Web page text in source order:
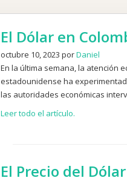
El Dólar en
octubre 10, 2023 porDaniel
En la última semana, la atención
estadounidense ha
las autoridades económicas
Leer todo el artículo.
El Precio del